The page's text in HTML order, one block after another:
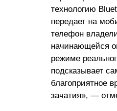
технологию
передает на
телефон
начинающейся
режиме
подсказывает
благоприятное
зачатия», —